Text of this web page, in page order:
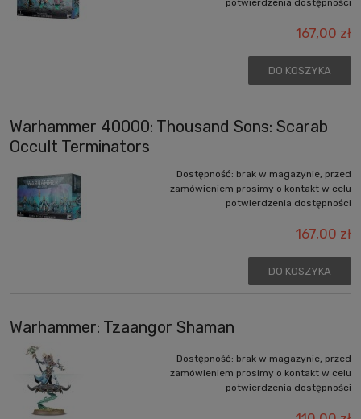
potwierdzenia dostępności
167,00 zł
DO KOSZYKA
Warhammer 40000: Thousand Sons: Scarab
Occult Terminators
Dostępność: brak w magazynie, przed
zamówieniem prosimy o kontakt w celu
potwierdzenia dostępności
167,00 zł
DO KOSZYKA
Warhammer: Tzaangor Shaman
Dostępność: brak w magazynie, przed
zamówieniem prosimy o kontakt w celu
potwierdzenia dostępności